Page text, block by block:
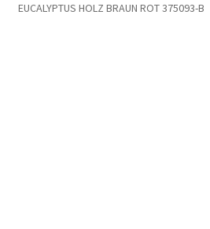
EUCALYPTUS HOLZ BRAUN ROT 375093-B